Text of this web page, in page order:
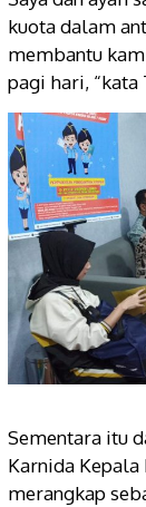
kuota dalam
membantu
pagi hari, “kata
Sementara itu
Karnida
merangkap